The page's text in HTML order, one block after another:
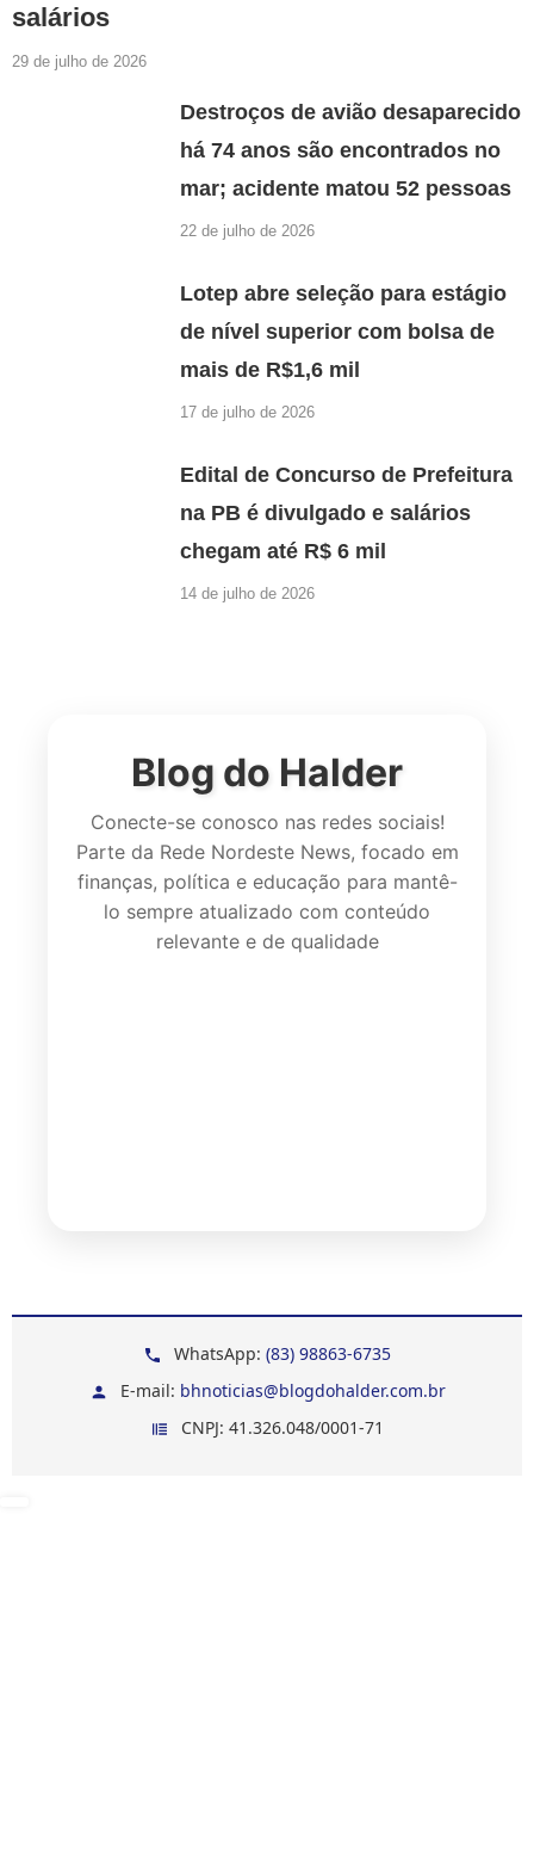
salários
29 de julho de 2026
Destroços de avião desaparecido
há 74 anos são encontrados no
mar; acidente matou 52 pessoas
22 de julho de 2026
Lotep abre seleção para estágio
de nível superior com bolsa de
mais de R$1,6 mil
17 de julho de 2026
Edital de Concurso de Prefeitura
na PB é divulgado e salários
chegam até R$ 6 mil
14 de julho de 2026
Blog do Halder
Conecte-se conosco nas redes sociais!
Parte da Rede Nordeste News, focado em
finanças, política e educação para mantê-
lo sempre atualizado com conteúdo
relevante e de qualidade
WhatsApp: (83) 98863-6735
E-mail: bhnoticias@blogdohalder.com.br
CNPJ: 41.326.048/0001-71